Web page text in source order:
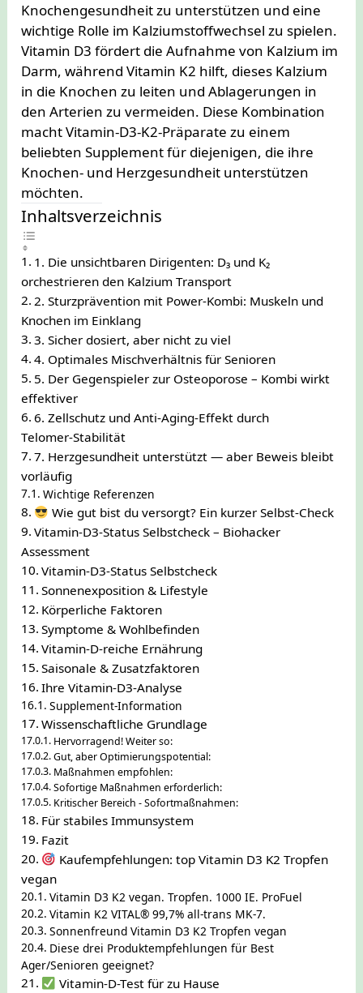
Knochengesundheit zu unterstützen und eine
wichtige Rolle im Kalziumstoffwechsel zu spielen.
Vitamin D3 fördert die Aufnahme von Kalzium im
Darm, während Vitamin K2 hilft, dieses Kalzium
in die Knochen zu leiten und Ablagerungen in
den Arterien zu vermeiden. Diese Kombination
macht Vitamin-D3-K2-Präparate zu einem
beliebten Supplement für diejenigen, die ihre
Knochen- und Herzgesundheit unterstützen
möchten.
Inhaltsverzeichnis
1. Die unsichtbaren Dirigenten: D₃ und K₂
orchestrieren den Kalzium Transport
2. Sturzprävention mit Power-Kombi: Muskeln und
Knochen im Einklang
3. Sicher dosiert, aber nicht zu viel
4. Optimales Mischverhältnis für Senioren
5. Der Gegenspieler zur Osteoporose – Kombi wirkt
effektiver
6. Zellschutz und Anti‑Aging-Effekt durch
Telomer‑Stabilität
7. Herzgesundheit unterstützt — aber Beweis bleibt
vorläufig
Wichtige Referenzen
Wie gut bist du versorgt? Ein kurzer Selbst-Check
Vitamin-D3-Status Selbstcheck – Biohacker
Assessment
Vitamin-D3-Status Selbstcheck
Sonnenexposition & Lifestyle
Körperliche Faktoren
Symptome & Wohlbefinden
Vitamin-D-reiche Ernährung
Saisonale & Zusatzfaktoren
Ihre Vitamin-D3-Analyse
Supplement-Information
Wissenschaftliche Grundlage
Hervorragend! Weiter so:
Gut, aber Optimierungspotential:
Maßnahmen empfohlen:
Sofortige Maßnahmen erforderlich:
Kritischer Bereich - Sofortmaßnahmen:
Für stabiles Immunsystem
Fazit
Kaufempfehlungen: top Vitamin D3 K2 Tropfen
vegan
Vitamin D3 K2 vegan. Tropfen. 1000 IE. ProFuel
Vitamin K2 VITAL® 99,7% all-trans MK-7.
Sonnenfreund Vitamin D3 K2 Tropfen vegan
Diese drei Produktempfehlungen für Best
Ager/Senioren geeignet?
Vitamin-D-Test für zu Hause